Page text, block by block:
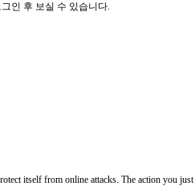
인 후 보실 수 있습니다.
itself from online attacks. The action you just